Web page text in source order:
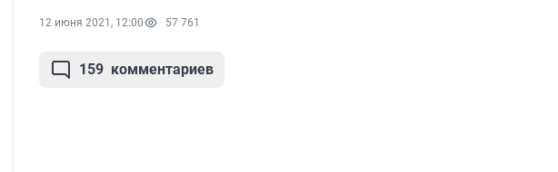
12 июня 2021, 12:00 57 761
159 комментариев